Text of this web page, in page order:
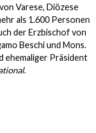
Varese, Diözese
als 1.600 Personen
der Erzbischof von
Beschi und Mons.
ehemaliger Präsident
.